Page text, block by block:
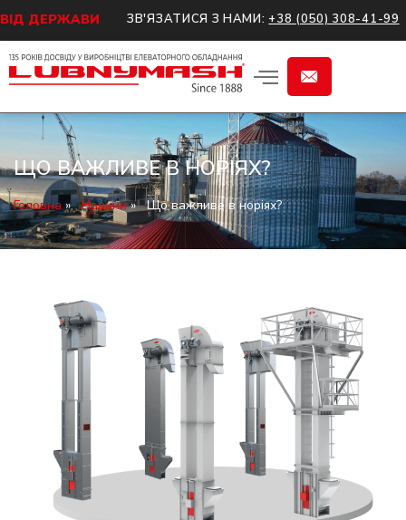
ВІД ДЕРЖАВИ ЗВ'ЯЗАТИСЯ З НАМИ:+38 (050) 308-41-99
ЩО ВАЖЛИВЕ В НОРІЯХ?
Головна»Новини»Що важливе в норіях?